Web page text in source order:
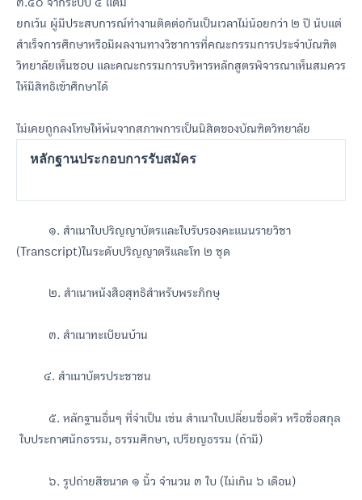
ยกเว้น ผู้มีประสบการณ์ทำงานติดต่อกันเป็นเวลาไม่น้อยกว่า ๒ ปี นับแต่
สำเร็จการศึกษาหรือมีผลงานทางวิชาการที่คณะกรรมการประจำบัณฑิต
วิทยาลัยเห็นชอบ และคณะกรรมการบริหารหลักสูตรพิจารณาเห็นสมควร
ให้มีสิทธิเข้าศึกษาได้
ไม่เคยถูกลงโทษให้พ้นจากสภาพการเป็นนิสิตของบัณฑิตวิทยาลัย
หลักฐานประกอบการรับสมัคร
๑. สำเนาใบปริญญาบัตรและใบรับรองคะแนนรายวิชา
(Transcript)ในระดับปริญญาตรีและโท ๒ ชุด
๒. สำเนาหนังสือสุทธิสำหรับพระภิกษุ
๓. สำเนาทะเบียนบ้าน
๔. สำเนาบัตรประชาชน
๕. หลักฐานอื่นๆ ที่จำเป็น เช่น สำเนาใบเปลี่ยนชื่อตัว หรือชื่อสกุล
ใบประกาศนักธรรม, ธรรมศึกษา, เปรียญธรรม (ถ้ามี)
๖. รูปถ่ายสีขนาด ๑ นิ้ว จำนวน ๓ ใบ (ไม่เกิน ๖ เดือน)